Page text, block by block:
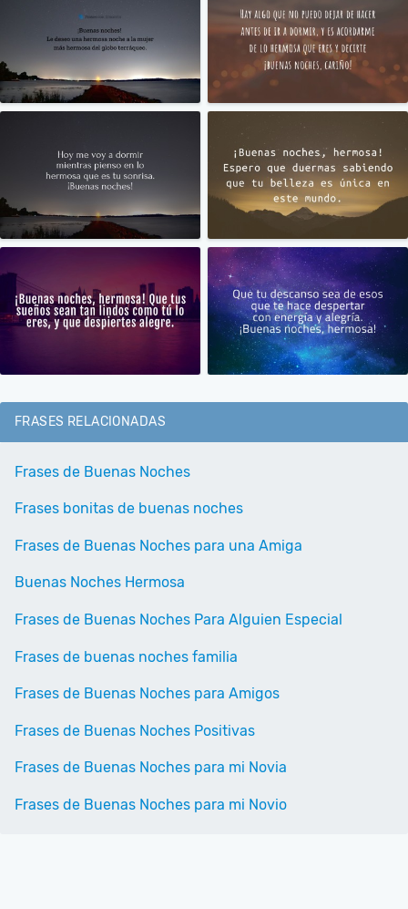
FRASES RELACIONADAS
Frases de Buenas Noches
Frases bonitas de buenas noches
Frases de Buenas Noches para una Amiga
Buenas Noches Hermosa
Frases de Buenas Noches Para Alguien Especial
Frases de buenas noches familia
Frases de Buenas Noches para Amigos
Frases de Buenas Noches Positivas
Frases de Buenas Noches para mi Novia
Frases de Buenas Noches para mi Novio